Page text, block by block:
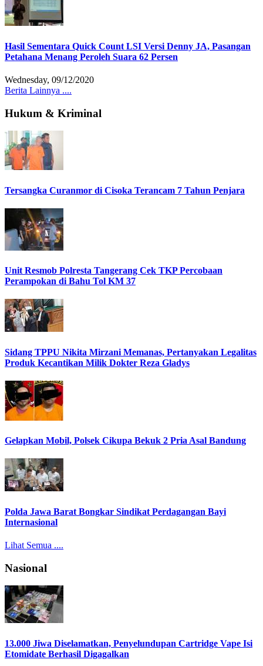
Hasil Sementara Quick Count LSI Versi Denny JA, Pasangan
Petahana Menang Peroleh Suara 62 Persen
Wednesday, 09/12/2020
Berita Lainnya ....
Hukum & Kriminal
Tersangka Curanmor di Cisoka Terancam 7 Tahun Penjara
Unit Resmob Polresta Tangerang Cek TKP Percobaan
Perampokan di Bahu Tol KM 37
Sidang TPPU Nikita Mirzani Memanas, Pertanyakan Legalitas
Produk Kecantikan Milik Dokter Reza Gladys
Gelapkan Mobil, Polsek Cikupa Bekuk 2 Pria Asal Bandung
Polda Jawa Barat Bongkar Sindikat Perdagangan Bayi
Internasional
Lihat Semua ....
Nasional
13.000 Jiwa Diselamatkan, Penyelundupan Cartridge Vape Isi
Etomidate Berhasil Digagalkan